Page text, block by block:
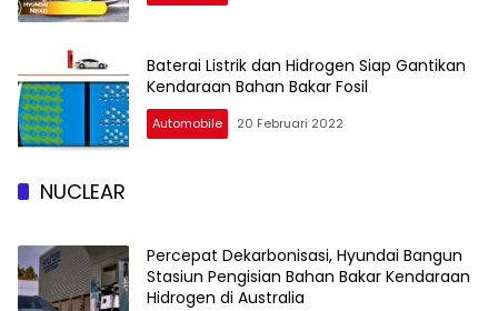
Baterai Listrik dan Hidrogen Siap Gantikan
Kendaraan Bahan Bakar Fosil
Automobile 20 Februari 2022
NUCLEAR
Percepat Dekarbonisasi, Hyundai Bangun
Stasiun Pengisian Bahan Bakar Kendaraan
Hidrogen di Australia